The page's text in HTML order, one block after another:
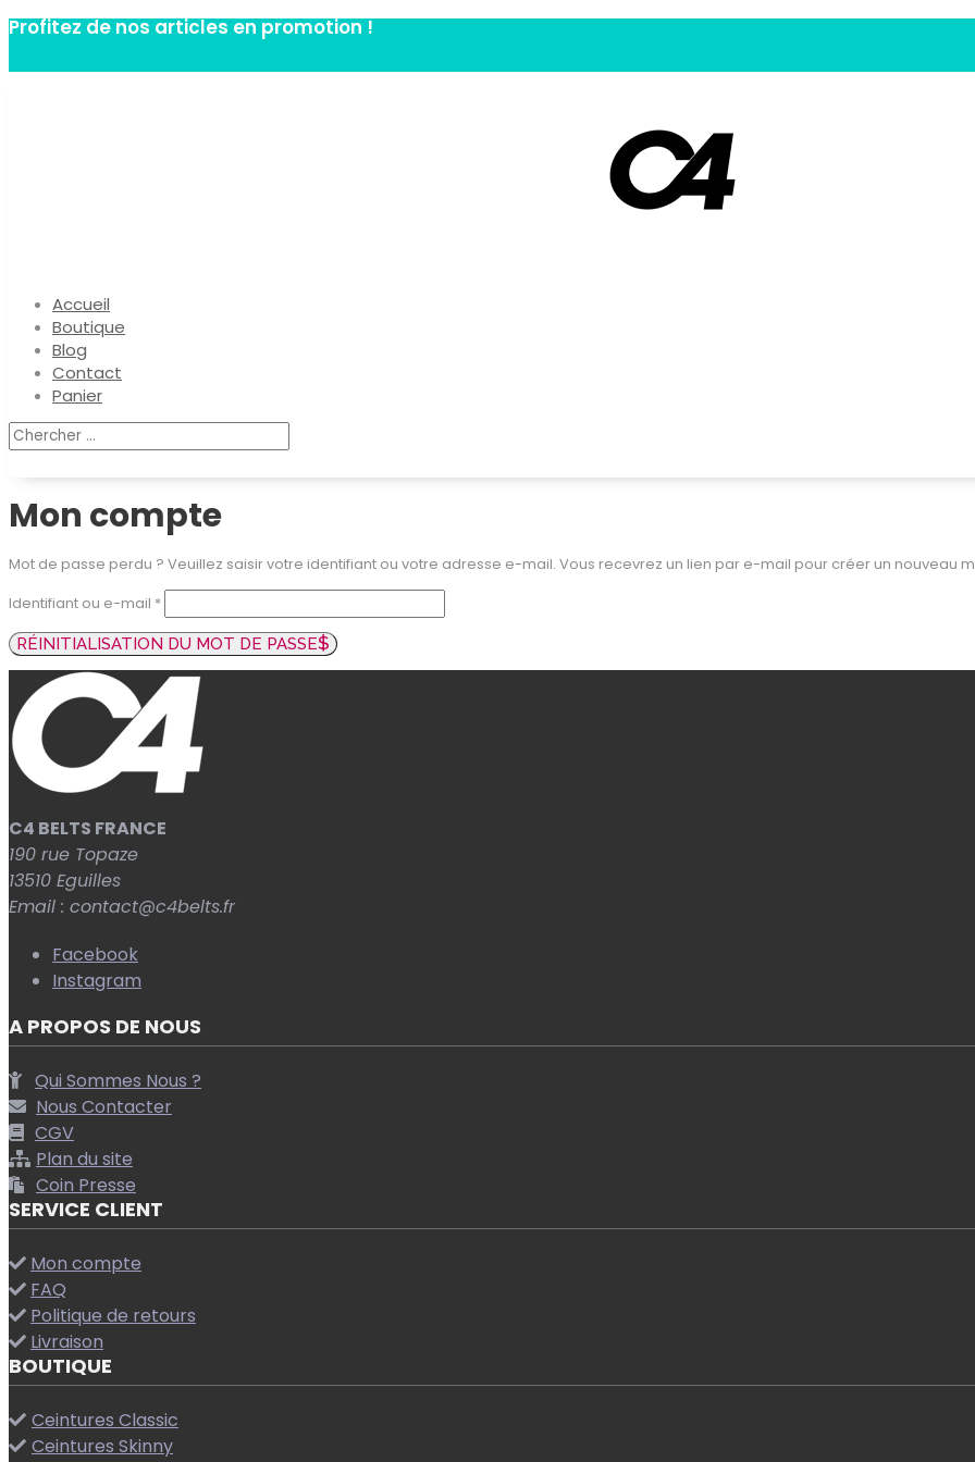
Profitez de nos articles en promotion !
Accueil
Boutique
Blog
Contact
Panier
Mon compte
Mot de passe perdu ? Veuillez saisir votre identifiant ou votre adresse e-mail. Vous recevrez un lien par e-mail pour créer un nouveau
Identifiant ou e-mail *Obligatoire
RÉINITIALISATION DU MOT DE PASSE
C4 BELTS FRANCE
190 rue Topaze
13510 Eguilles
Email : contact@c4belts.fr
Facebook
Instagram
A PROPOS DE NOUS
Qui Sommes Nous ?
Nous Contacter
CGV
Plan du site
Coin Presse
SERVICE CLIENT
Mon compte
FAQ
Politique de retours
Livraison
BOUTIQUE
Ceintures Classic
Ceintures Skinny